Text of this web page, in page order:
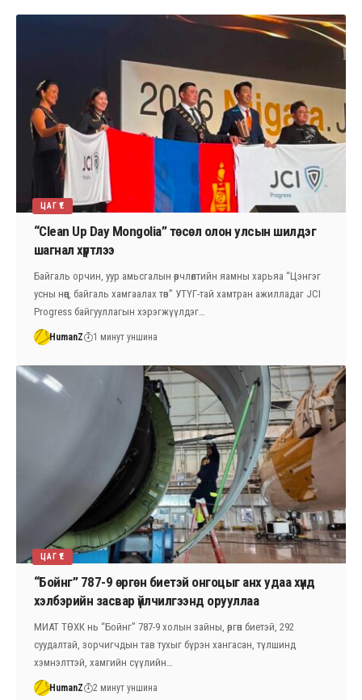
ЦАГ ҮЕ
“Clean Up Day Mongolia” төсөл олон улсын шилдэг
шагнал хүртлээ
Байгаль орчин, уур амьсгалын өөрчлөлтийн яамны харьяа “Цэнгэг
усны нөөц, байгаль хамгаалах төв” УТҮГ-тай хамтран ажилладаг JCI
Progress байгууллагын хэрэгжүүлдэг…
HumanZ 1 минут уншина
ЦАГ ҮЕ
“Бойнг” 787-9 өргөн биетэй онгоцыг анх удаа хүнд
хэлбэрийн засвар үйлчилгээнд орууллаа
МИАТ ТӨХК нь “Бойнг” 787-9 холын зайны, өргөн биетэй, 292
суудалтай, зорчигчдын тав тухыг бүрэн хангасан, түлшинд
хэмнэлттэй, хамгийн сүүлийн…
HumanZ 2 минут уншина